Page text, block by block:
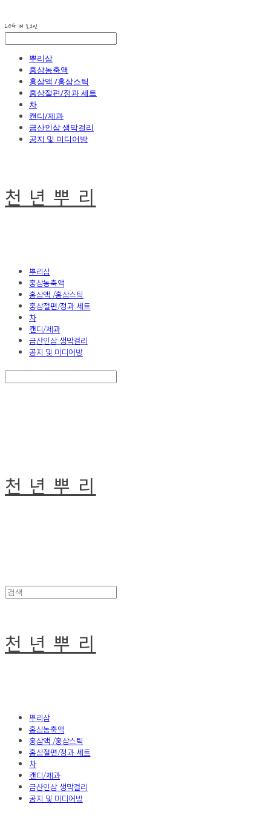
LOG IN 로그인
뿌리삼
홍삼농축액
홍삼액 /홍삼스틱
홍삼절편/정과 세트
차
캔디/제과
금산인삼 생막걸리
공지 및 미디어방
천 년 뿌 리
뿌리삼
홍삼농축액
홍삼액 /홍삼스틱
홍삼절편/정과 세트
차
캔디/제과
금산인삼 생막걸리
공지 및 미디어방
천 년 뿌 리
천 년 뿌 리
뿌리삼
홍삼농축액
홍삼액 /홍삼스틱
홍삼절편/정과 세트
차
캔디/제과
금산인삼 생막걸리
공지 및 미디어방